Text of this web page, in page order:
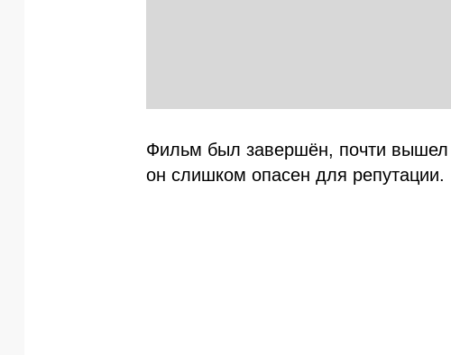
Фильм был завершён, почти
он слишком опасен для репутации.